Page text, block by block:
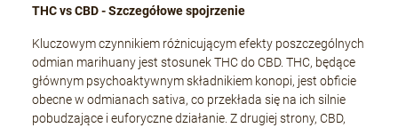
THC vs CBD - Szczegółowe spojrzenie
Kluczowym czynnikiem różnicującym efekty poszczególnych
odmian marihuany jest stosunek THC do CBD. THC, będące
głównym psychoaktywnym składnikiem konopi, jest obficie
obecne w odmianach sativa, co przekłada się na ich silnie
pobudzające i euforyczne działanie. Z drugiej strony, CBD,